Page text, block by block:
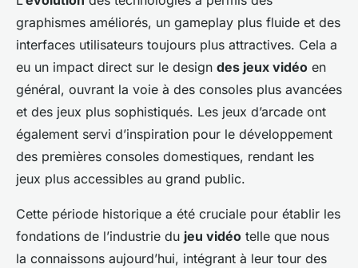
graphismes améliorés, un gameplay plus fluide et des
interfaces utilisateurs toujours plus attractives. Cela a
eu un impact direct sur le design des jeux vidéo en
général, ouvrant la voie à des consoles plus avancées
et des jeux plus sophistiqués. Les jeux d’arcade ont
également servi d’inspiration pour le développement
des premières consoles domestiques, rendant les
jeux plus accessibles au grand public.
Cette période historique a été cruciale pour établir les
fondations de l’industrie du jeu vidéo telle que nous
la connaissons aujourd’hui, intégrant à leur tour des